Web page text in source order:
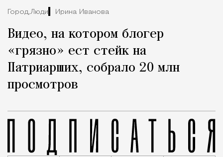
Город,Люди Ирина Иванова
Видео, на котором блогер
«грязно» ест стейк на
Патриарших, собрало 20 млн
просмотров